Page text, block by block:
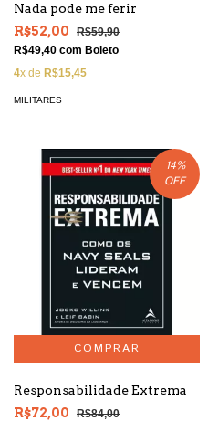
Nada pode me ferir
R$52,00
R$59,90
R$49,40 com Boleto
4x de R$15,45
MILITARES
14%
OFF
Responsabilidade Extrema
R$72,00
R$84,00